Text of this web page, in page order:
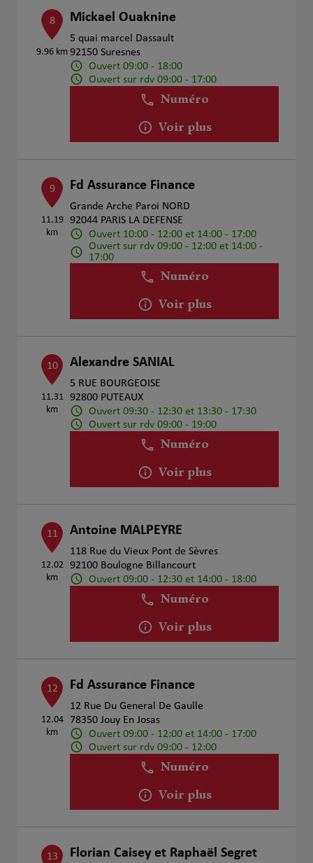
8
9.96 km
Mickael Ouaknine
5 quai marcel Dassault
92150 Suresnes
Ouvert 09:00 - 18:00
Ouvert sur rdv 09:00 - 17:00
Numéro
Voir plus
9
11.19
km
Fd Assurance Finance
Grande Arche Paroi NORD
92044 PARIS LA DEFENSE
Ouvert 10:00 - 12:00 et 14:00 - 17:00
Ouvert sur rdv 09:00 - 12:00 et 14:00 -
17:00
Numéro
Voir plus
10
11.31
km
Alexandre SANIAL
5 RUE BOURGEOISE
92800 PUTEAUX
Ouvert 09:30 - 12:30 et 13:30 - 17:30
Ouvert sur rdv 09:00 - 19:00
Numéro
Voir plus
11
12.02
km
Antoine MALPEYRE
118 Rue du Vieux Pont de Sèvres
92100 Boulogne Billancourt
Ouvert 09:00 - 12:30 et 14:00 - 18:00
Numéro
Voir plus
12
12.04
km
Fd Assurance Finance
12 Rue Du General De Gaulle
78350 Jouy En Josas
Ouvert 09:00 - 12:00 et 14:00 - 17:00
Ouvert sur rdv 09:00 - 12:00
Numéro
Voir plus
13 Florian Caisey et Raphaël Segret